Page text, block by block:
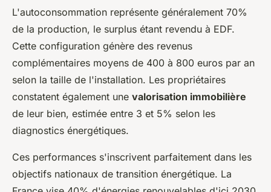
L'autoconsommation représente généralement 70%
de la production, le surplus étant revendu à EDF.
Cette configuration génère des revenus
complémentaires moyens de 400 à 800 euros par an
selon la taille de l'installation. Les propriétaires
constatent également une valorisation immobilière
de leur bien, estimée entre 3 et 5% selon les
diagnostics énergétiques.
Ces performances s'inscrivent parfaitement dans les
objectifs nationaux de transition énergétique. La